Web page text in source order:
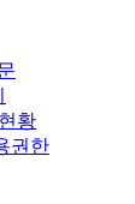
황
권한